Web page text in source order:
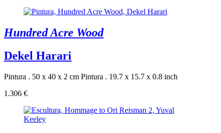
Hundred Acre Wood
Dekel Harari
Pintura . 50 x 40 x 2 cm Pintura . 19.7 x 15.7 x 0.8 inch
1.306 €